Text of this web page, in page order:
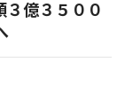
３億３５００